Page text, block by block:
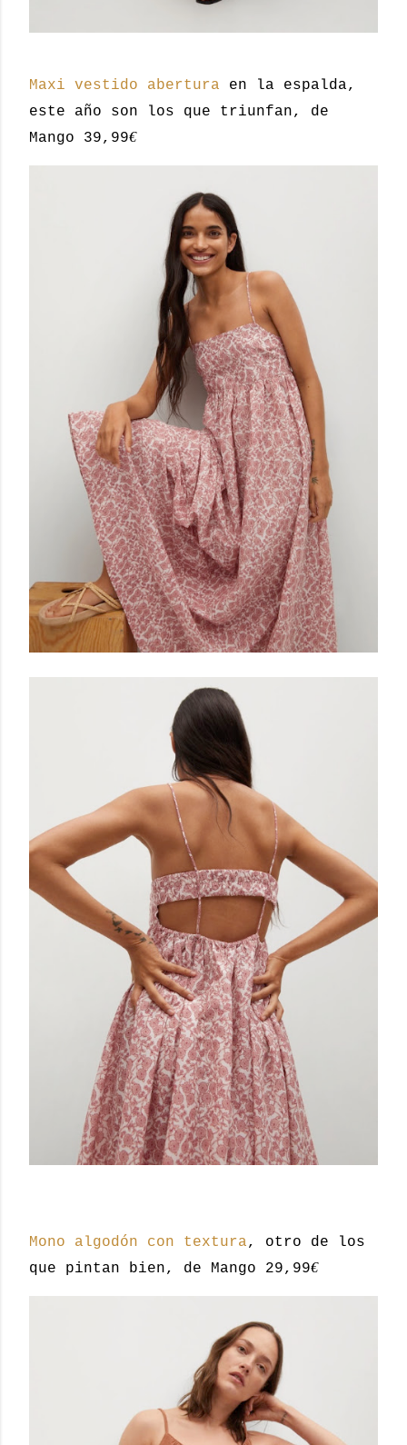
Maxi vestido abertura en la espalda,
este año son los que triunfan, de
Mango 39,99€
Mono algodón con textura, otro de los
que pintan bien, de Mango 29,99€